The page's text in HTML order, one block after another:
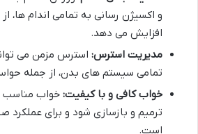
و اکسیژن رسانی به تمامی اندام ها،
افزایش می دهد.
مدیریت استرس: استرس مزمن می
تمامی سیستم های بدن، از جمله
خواب کافی و با کیفیت: خواب مناسب
ترمیم و بازسازی شود و برای
است.